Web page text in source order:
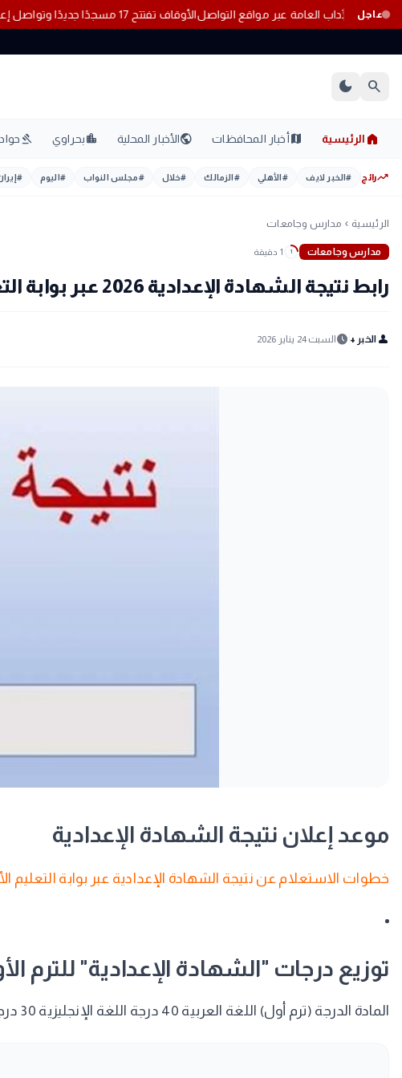
عاجل
فيديوهات مخالفة للآداب العامة عبر مواقع التواصلالأوقاف تفتتح 17 مسجدًا جديدًا وتواصل إعمار بيوت الله بالمحافظات
search
dark_mode
home الرئيسية mapأخبار المحافظات publicالأخبار المحلية location_cityبحراوي gavel
trending_upرائج #الخبر لايف #الأهلي #الزمالك #خلال #مجلس النواب #اليوم #
الرئيسية chevron_left مدارس وجامعات
مدارس وجامعات 1 1 دقيقة
رابط نتيجة الشهادة الإعدادية 2026 عبر بوابة التعليم الأساسي
person الخبر + schedule السبت 24 يناير 2026
موعد إعلان نتيجة الشهادة الإعدادية
خطوات الاستعلام عن نتيجة الشهادة الإعدادية عبر بوابة التعليم
توزيع درجات "الشهادة الإعدادية" للترم
المادة الدرجة (ترم أول) اللغة العربية 40 درجة اللغة الإنجليزية 30 درجة الرياضيات 30 درجة الدراسات الاجتماعية 20 درجة العلوم 20 درجة المجموع الكلي 140 درجة